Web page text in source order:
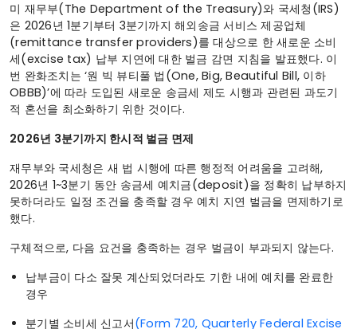
미 재무부(The Department of the Treasury)와 국세청(IRS)
은 2026년 1분기부터 3분기까지 해외송금 서비스 제공업체
(remittance transfer providers)를 대상으로 한 새로운 소비
세(excise tax) 납부 지연에 대한 벌금 감면 지침을 발표했다. 이
번 완화조치는 ‘원 빅 뷰티풀 법(One, Big, Beautiful Bill, 이하
OBBB)’에 따라 도입된 새로운 송금세 제도 시행과 관련된 과도기
적 혼선을 최소화하기 위한 것이다.
2026년 3분기까지 한시적 벌금 면제
재무부와 국세청은 새 법 시행에 따른 행정적 어려움을 고려해,
2026년 1~3분기 동안 송금세 예치금(deposit)을 정확히 납부하지
못하더라도 일정 조건을 충족할 경우 예치 지연 벌금을 면제하기로
했다.
구체적으로, 다음 요건을 충족하는 경우 벌금이 부과되지 않는다.
납부금이 다소 잘못 계산되었더라도 기한 내에 예치를 완료한
경우
분기별 소비세 신고서(Form 720, Quarterly Federal Excise